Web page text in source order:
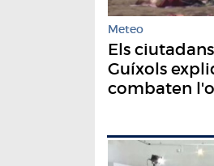
Meteo
Els
Guíxols
combaten